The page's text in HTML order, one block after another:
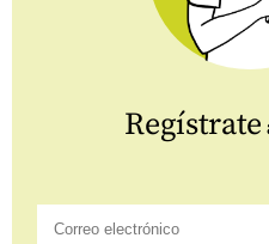
Regístrate